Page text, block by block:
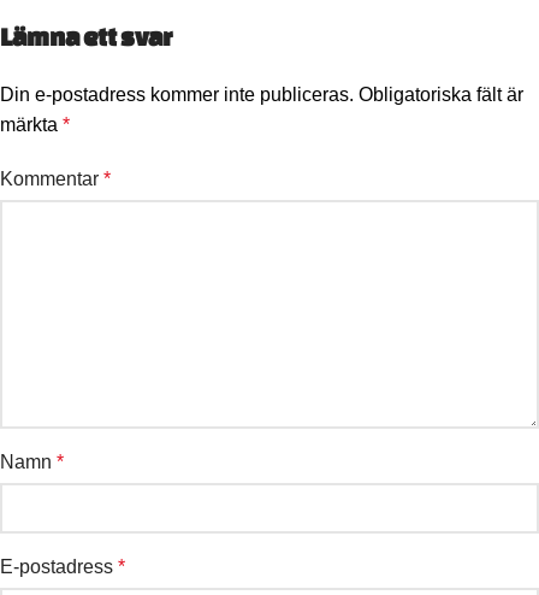
Lämna ett svar
Din e-postadress kommer inte publiceras. Obligatoriska fält är
märkta *
Kommentar *
Namn *
E-postadress *